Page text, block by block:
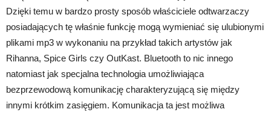
Dzięki temu w bardzo prosty sposób właściciele odtwarzaczy
posiadających tę właśnie funkcję mogą wymieniać się ulubionymi
plikami mp3 w wykonaniu na przykład takich artystów jak
Rihanna, Spice Girls czy OutKast. Bluetooth to nic innego
natomiast jak specjalna technologia umożliwiająca
bezprzewodową komunikację charakteryzującą się między
innymi krótkim zasięgiem. Komunikacja ta jest możliwa